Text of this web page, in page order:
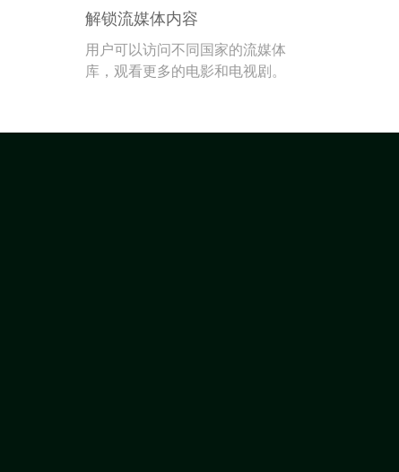
解锁流媒体内容
用户可以访问不同国家的流媒体
库，观看更多的电影和电视剧。